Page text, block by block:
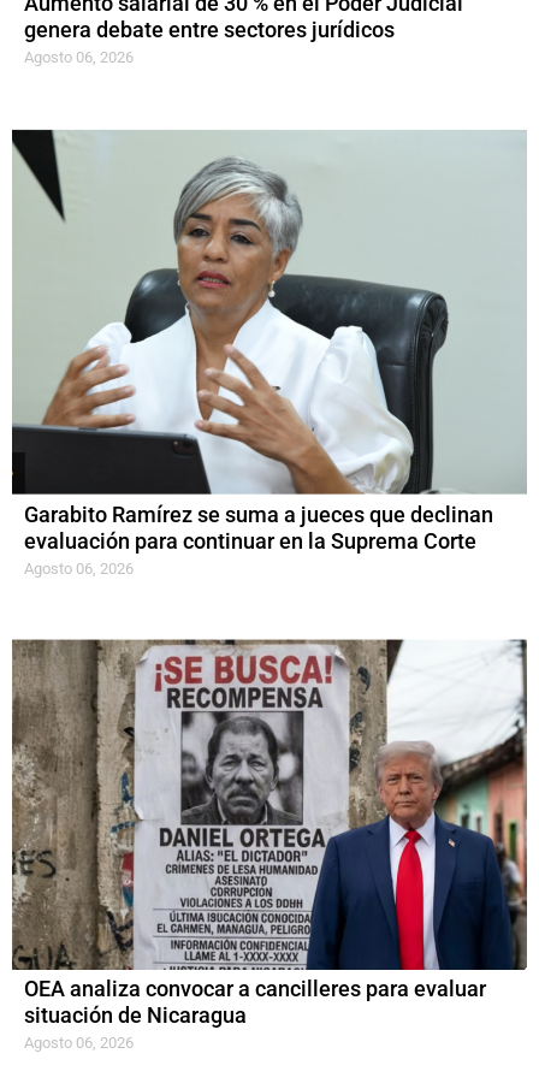
genera debate entre sectores jurídicos
Agosto 06, 2026
Garabito Ramírez se suma a jueces que declinan
evaluación para continuar en la Suprema Corte
Agosto 06, 2026
OEA analiza convocar a cancilleres para evaluar
situación de Nicaragua
Agosto 06, 2026